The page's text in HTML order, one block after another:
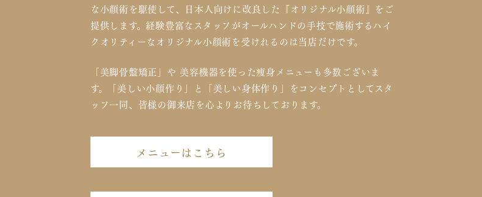
な小顔術を駆使して、日本人向けに改良した『オリジナル小顔術』をご
提供します。経験豊富なスタッフがオールハンドの手技で施術するハイ
クオリティーなオリジナル小顔術を受けれるのは当店だけです。
「美脚骨盤矯正」や 美容機器を使った痩身メニューも多数ございま
す。「美しい小顔作り」と「美しい身体作り」をコンセプトとしてスタ
ッフ一同、皆様の御来店を心よりお待ちしております。
メニューはこちら